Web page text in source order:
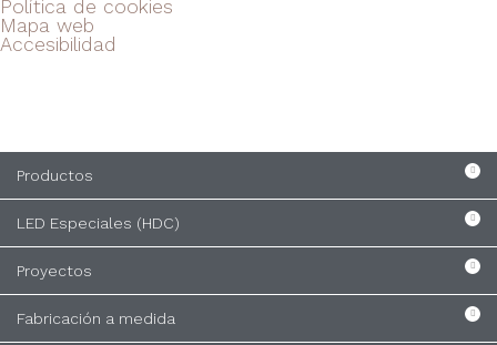
Política de cookies
Mapa web
Accesibilidad
Productos
LED Especiales (HDC)
Proyectos
Fabricación a medida